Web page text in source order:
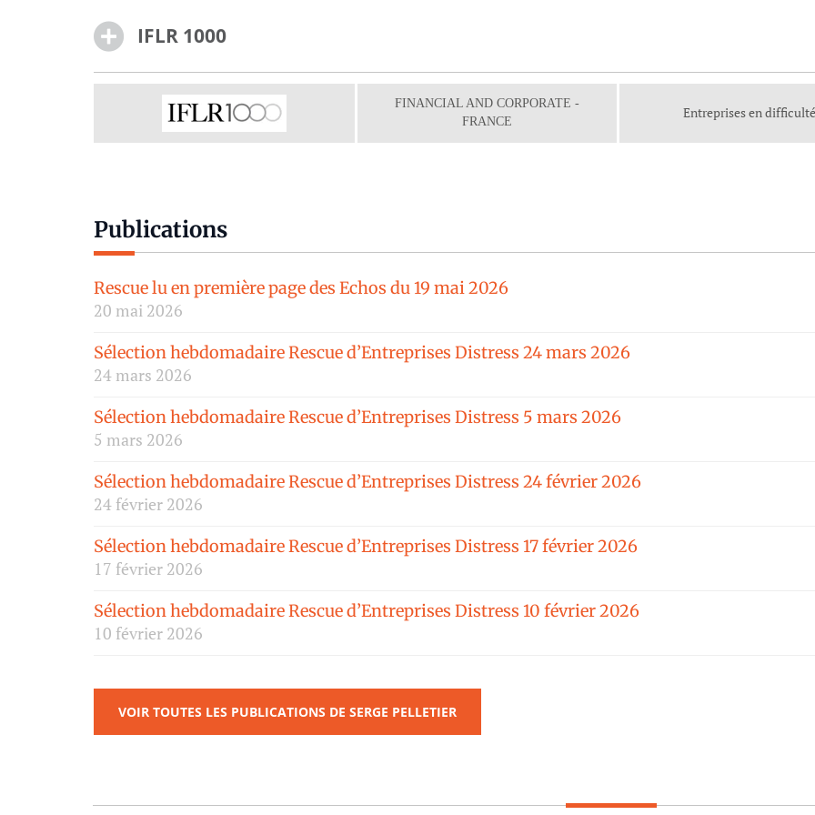
IFLR 1000
FINANCIAL AND CORPORATE -
FRANCE
Entreprises en difficulté
Publications
Rescue lu en première page des Echos du 19 mai 2026
20 mai 2026
Sélection hebdomadaire Rescue d’Entreprises Distress 24 mars 2026
24 mars 2026
Sélection hebdomadaire Rescue d’Entreprises Distress 5 mars 2026
5 mars 2026
Sélection hebdomadaire Rescue d’Entreprises Distress 24 février 2026
24 février 2026
Sélection hebdomadaire Rescue d’Entreprises Distress 17 février 2026
17 février 2026
Sélection hebdomadaire Rescue d’Entreprises Distress 10 février 2026
10 février 2026
VOIR TOUTES LES PUBLICATIONS DE SERGE PELLETIER